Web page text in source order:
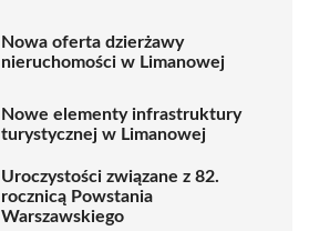
Nowa oferta dzierżawy
nieruchomości w Limanowej
Nowe elementy infrastruktury
turystycznej w Limanowej
Uroczystości związane z 82.
rocznicą Powstania
Warszawskiego